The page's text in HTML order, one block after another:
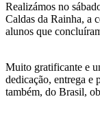
Realizámos no
Caldas da Rainha, a
alunos que
Muito gratificante e
dedicação, entrega e
também, do Brasil,